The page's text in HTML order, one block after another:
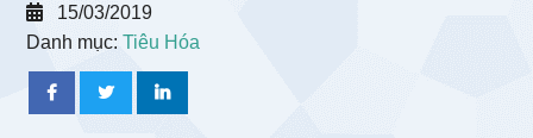
15/03/2019
Danh mục:Tiêu Hóa